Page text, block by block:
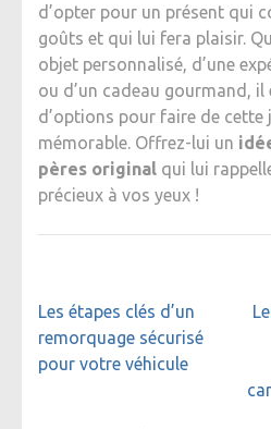
d’opter pour un présent qui
goûts et qui lui fera plaisir.
objet personnalisé, d’une
ou d’un cadeau gourmand,
d’options pour faire de cette
mémorable. Offrez-lui un
pères original qui lui
précieux à vos yeux !
Navigation
de
l’article
Les étapes clés d’un
remorquage sécurisé
pour votre véhicule